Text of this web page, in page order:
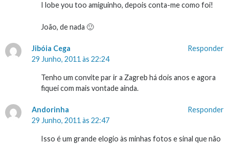
I lobe you too amiguinho, depois conta-me como foi!
João, de nada 🙂
Jibóia Cega
29 Junho, 2011 às 22:24
Tenho um convite par ir a Zagreb há dois anos e agora
fiquei com mais vontade ainda.
Responder
Andorinha
29 Junho, 2011 às 22:47
Isso é um grande elogio às minhas fotos e sinal que não
Responder